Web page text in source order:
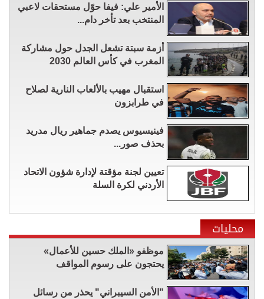
الأمير علي: فيفا حوّل مستحقات لاعبي
المنتخب بعد تأخر دام...
أزمة سبتة تشعل الجدل حول مشاركة
المغرب في كأس العالم 2030
استقبال مهيب بالألعاب النارية لصلاح
في طرابزون
فينيسيوس يصدم جماهير ريال مدريد
بحذف صور...
تعيين لجنة مؤقتة لإدارة شؤون الاتحاد
الأردني لكرة السلة
محليات
موظفو «الملك حسين للأعمال»
يحتجون على رسوم المواقف
"الأمن السيبراني" يحذر من رسائل